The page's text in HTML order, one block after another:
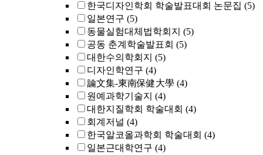
한국디자인학회 학술발표대회 논문집 (5)
일본연구 (5)
동물실험대체법학회지 (5)
공동 춘계학술발표회 (5)
대한수의학회지 (5)
디자인학연구 (4)
論文集-東南保健大學 (4)
원예과학기술지 (4)
대한지질학회 학술대회 (4)
회계저널 (4)
한국알코올과학회 학술대회 (4)
일본근대학연구 (4)